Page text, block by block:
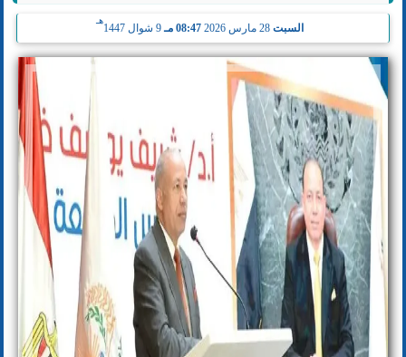
السبت 28 مارس 2026 08:47 مـ 9 شوال 1447
هـ